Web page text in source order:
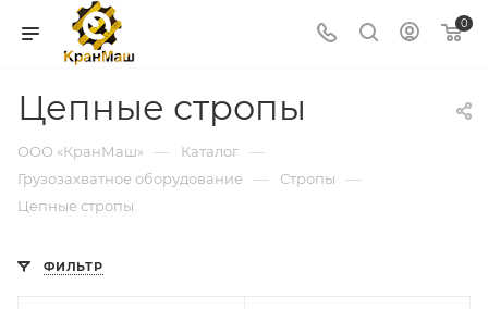
0
Цепные стропы
ООО «КранМаш» — Каталог —
Грузозахватное оборудование — Стропы —
Цепные стропы
ФИЛЬТР